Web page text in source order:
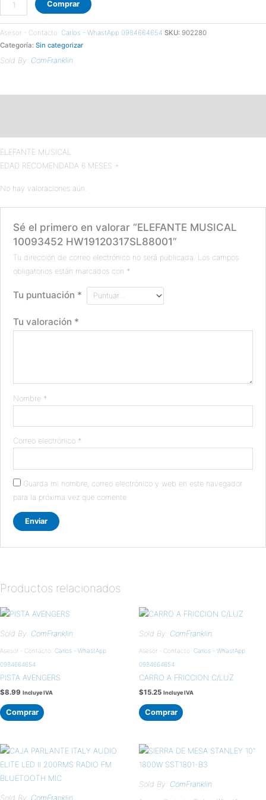
Comprar
Asesor - Contacto: Carlos - WhastApp 0984664654 SKU: 902280
Categoría: Sin categorizar
Sold By: ComFranklin
ELEFANTE MUSICAL
EDAD RECOMENDADA 6 MESES +
No hay valoraciones aún.
Sé el primero en valorar “ELEFANTE MUSICAL
10093452 HW19120317SL88001”
Tu dirección de correo electrónico no será publicada. Los campos
obligatorios están marcados con *
Tu puntuación *
Tu valoración *
Nombre *
Correo electrónico *
Guarda mi nombre, correo electrónico y web en este navegador
para la próxima vez que comente.
Productos relacionados
Sold By: ComFranklin
Asesor - Contacto: Carlos - WhastApp
0984664654
PISTA AVENGERS
$8.99 Incluye IVA
Comprar
Sold By: ComFranklin
Asesor - Contacto: Carlos - WhastApp
0984664654
CARRO A FRICCION C/LUZ
$15.25 Incluye IVA
Comprar
Sold By: ComFranklin
Sold By: ComFranklin